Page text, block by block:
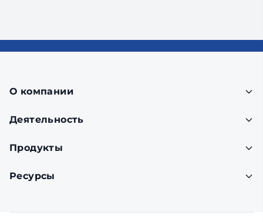
О компании
Деятельность
Продукты
Ресурсы